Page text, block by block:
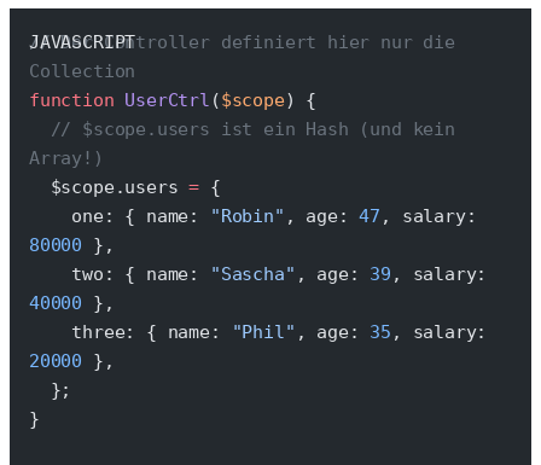
// Der Controller definiert hier nur die
Collection
function UserCtrl ($scope) {
Array!)
  $scope.users
= {
    one: { name:
"Robin" , age: 47
80000 },
    two: { name:
"Sascha" , age: 39
40000 },
    three: { name:
"Phil" , age: 35
20000 },
  };
}